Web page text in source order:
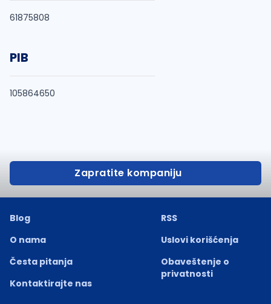
61875808
PIB
105864650
Zapratite kompaniju
Blog
O nama
Česta pitanja
Kontaktirajte nas
RSS
Uslovi korišćenja
Obaveštenje o
privatnosti